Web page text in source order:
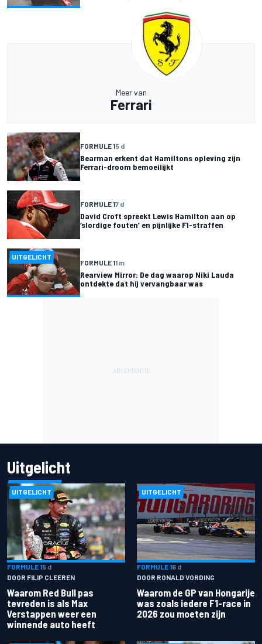
Meer van
Ferrari
FORMULE 15 d
Bearman erkent dat Hamiltons opleving zijn
Ferrari-droom bemoeilijkt
FORMULE 17 d
David Croft spreekt Lewis Hamilton aan op
‘slordige fouten’ en pijnlijke F1-straffen
UITGELICHT
FORMULE 11 m
Rearview Mirror: De dag waarop Niki Lauda
ontdekte dat hij vervangbaar was
Uitgelicht
UITGELICHT
FORMULE 15 d
DOOR FILIP CLEEREN
Waarom Red Bull pas
tevreden is als Max
Verstappen weer een
winnende auto heeft
UITGELICHT
FORMULE 16 d
DOOR RONALD VORDING
Waarom de GP van Hongarije
was zoals iedere F1-race in
2026 zou moeten zijn